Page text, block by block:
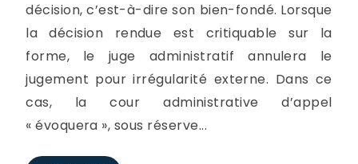
décision, c’est-à-dire son bien-fondé. Lorsque
la décision rendue est critiquable sur la
forme, le juge administratif annulera le
jugement pour irrégularité externe. Dans ce
cas, la cour administrative d’appel
« évoquera », sous réserve...